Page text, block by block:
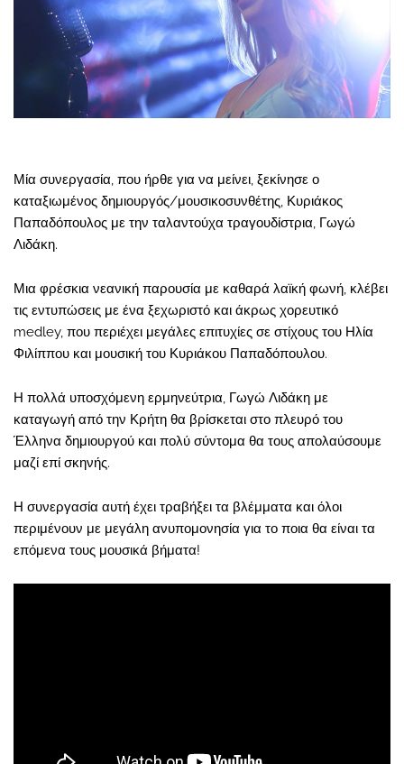
Μία συνεργασία, που ήρθε για να μείνει, ξεκίνησε ο
καταξιωμένος δημιουργός/μουσικοσυνθέτης, Κυριάκος
Παπαδόπουλος με την ταλαντούχα τραγουδίστρια, Γωγώ
Λιδάκη.
Μια φρέσκια νεανική παρουσία με καθαρά λαϊκή φωνή, κλέβει
τις εντυπώσεις με ένα ξεχωριστό και άκρως χορευτικό
medley, που περιέχει μεγάλες επιτυχίες σε στίχους του Ηλία
Φιλίππου και μουσική του Κυριάκου Παπαδόπουλου.
Η πολλά υποσχόμενη ερμηνεύτρια, Γωγώ Λιδάκη με
καταγωγή από την Κρήτη θα βρίσκεται στο πλευρό του
Έλληνα δημιουργού και πολύ σύντομα θα τους απολαύσουμε
μαζί επί σκηνής.
Η συνεργασία αυτή έχει τραβήξει τα βλέμματα και όλοι
περιμένουν με μεγάλη ανυπομονησία για το ποια θα είναι τα
επόμενα τους μουσικά βήματα!